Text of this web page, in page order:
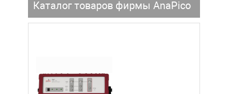
Каталог товаров фирмы AnaPico